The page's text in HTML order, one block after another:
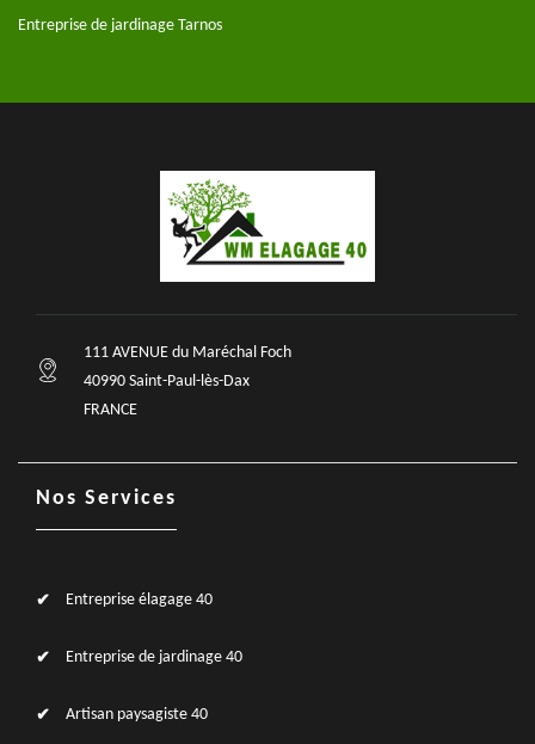
Entreprise de jardinage Tarnos
111 AVENUE du Maréchal Foch
40990 Saint-Paul-lès-Dax
FRANCE
Nos Services
Entreprise élagage 40
Entreprise de jardinage 40
Artisan paysagiste 40